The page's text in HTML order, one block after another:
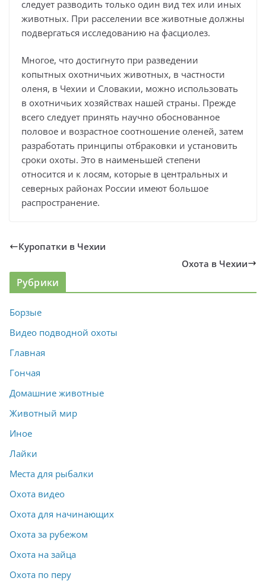
следует разводить только один вид тех или иных
животных. При расселении все животные должны
подвергаться исследованию на фасциолез.
Многое, что достигнуто при разведении
копытных охотничьих животных, в частности
оленя, в Чехии и Словакии, можно использовать
в охотничьих хозяйствах нашей страны. Прежде
всего следует принять научно обоснованное
половое и возрастное соотношение оленей, затем
разработать принципы отбраковки и установить
сроки охоты. Это в наименьшей степени
относится и к лосям, которые в центральных и
северных районах России имеют большое
распространение.
Куропатки в Чехии
Охота в Чехии
Рубрики
Борзые
Видео подводной охоты
Главная
Гончая
Домашние животные
Животный мир
Иное
Лайки
Места для рыбалки
Охота видео
Охота для начинающих
Охота за рубежом
Охота на зайца
Охота по перу